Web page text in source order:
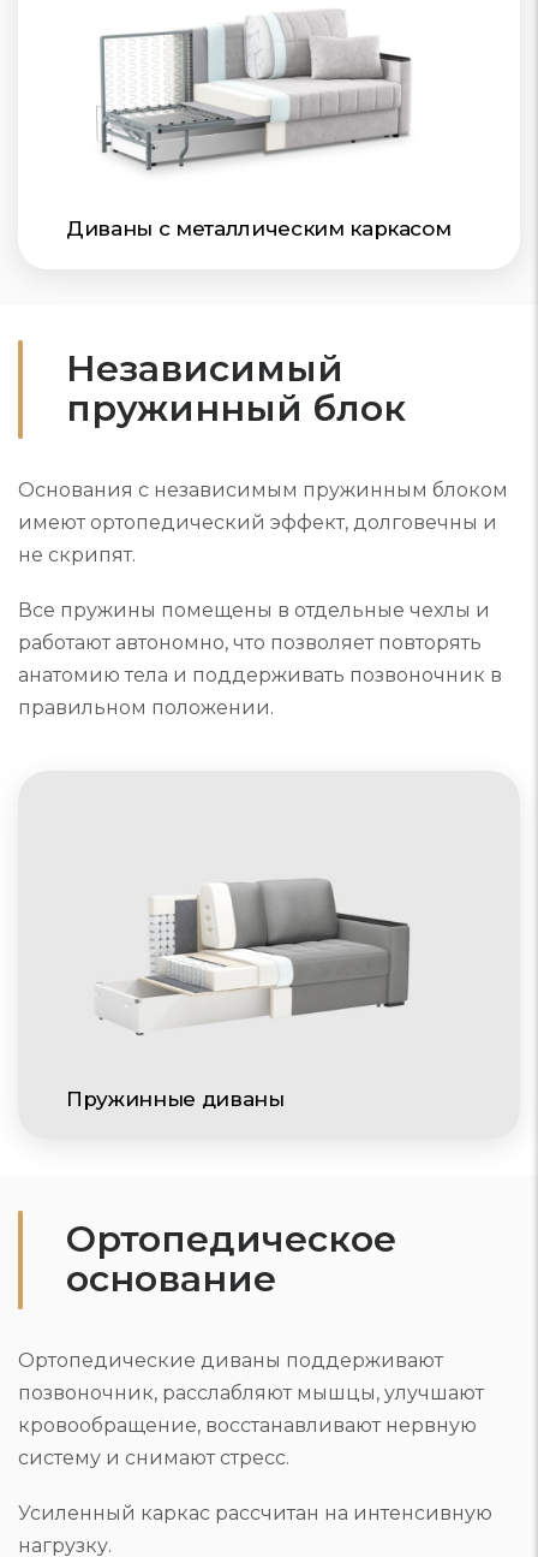
Диваны с металлическим каркасом
Пружинные диваны
Независимый
пружинный блок
Основания с независимым пружинным блоком
имеют ортопедический эффект, долговечны и
не скрипят.
Все пружины помещены в отдельные чехлы и
работают автономно, что позволяет повторять
анатомию тела и поддерживать позвоночник в
правильном положении.
Ортопедическое
основание
Ортопедические диваны поддерживают
позвоночник, расслабляют мышцы, улучшают
кровообращение, восстанавливают нервную
систему и снимают стресс.
Усиленный каркас рассчитан на интенсивную
нагрузку.